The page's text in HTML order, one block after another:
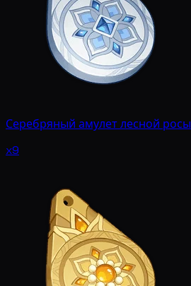
Серебряный амулет лесной росы
x9